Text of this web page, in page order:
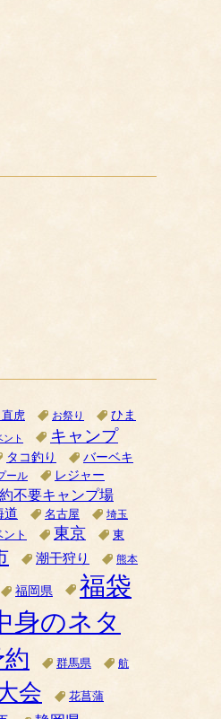
虎 お祭り
ひま
ント キャンプ
タコ釣り
バーベキ
ール レジャー
不要キャンプ場
道 名古屋
埼玉
ト 東京
東
潮干狩り 熊本
福岡県
福袋
身のネタ
群馬県 航
会 花菖蒲